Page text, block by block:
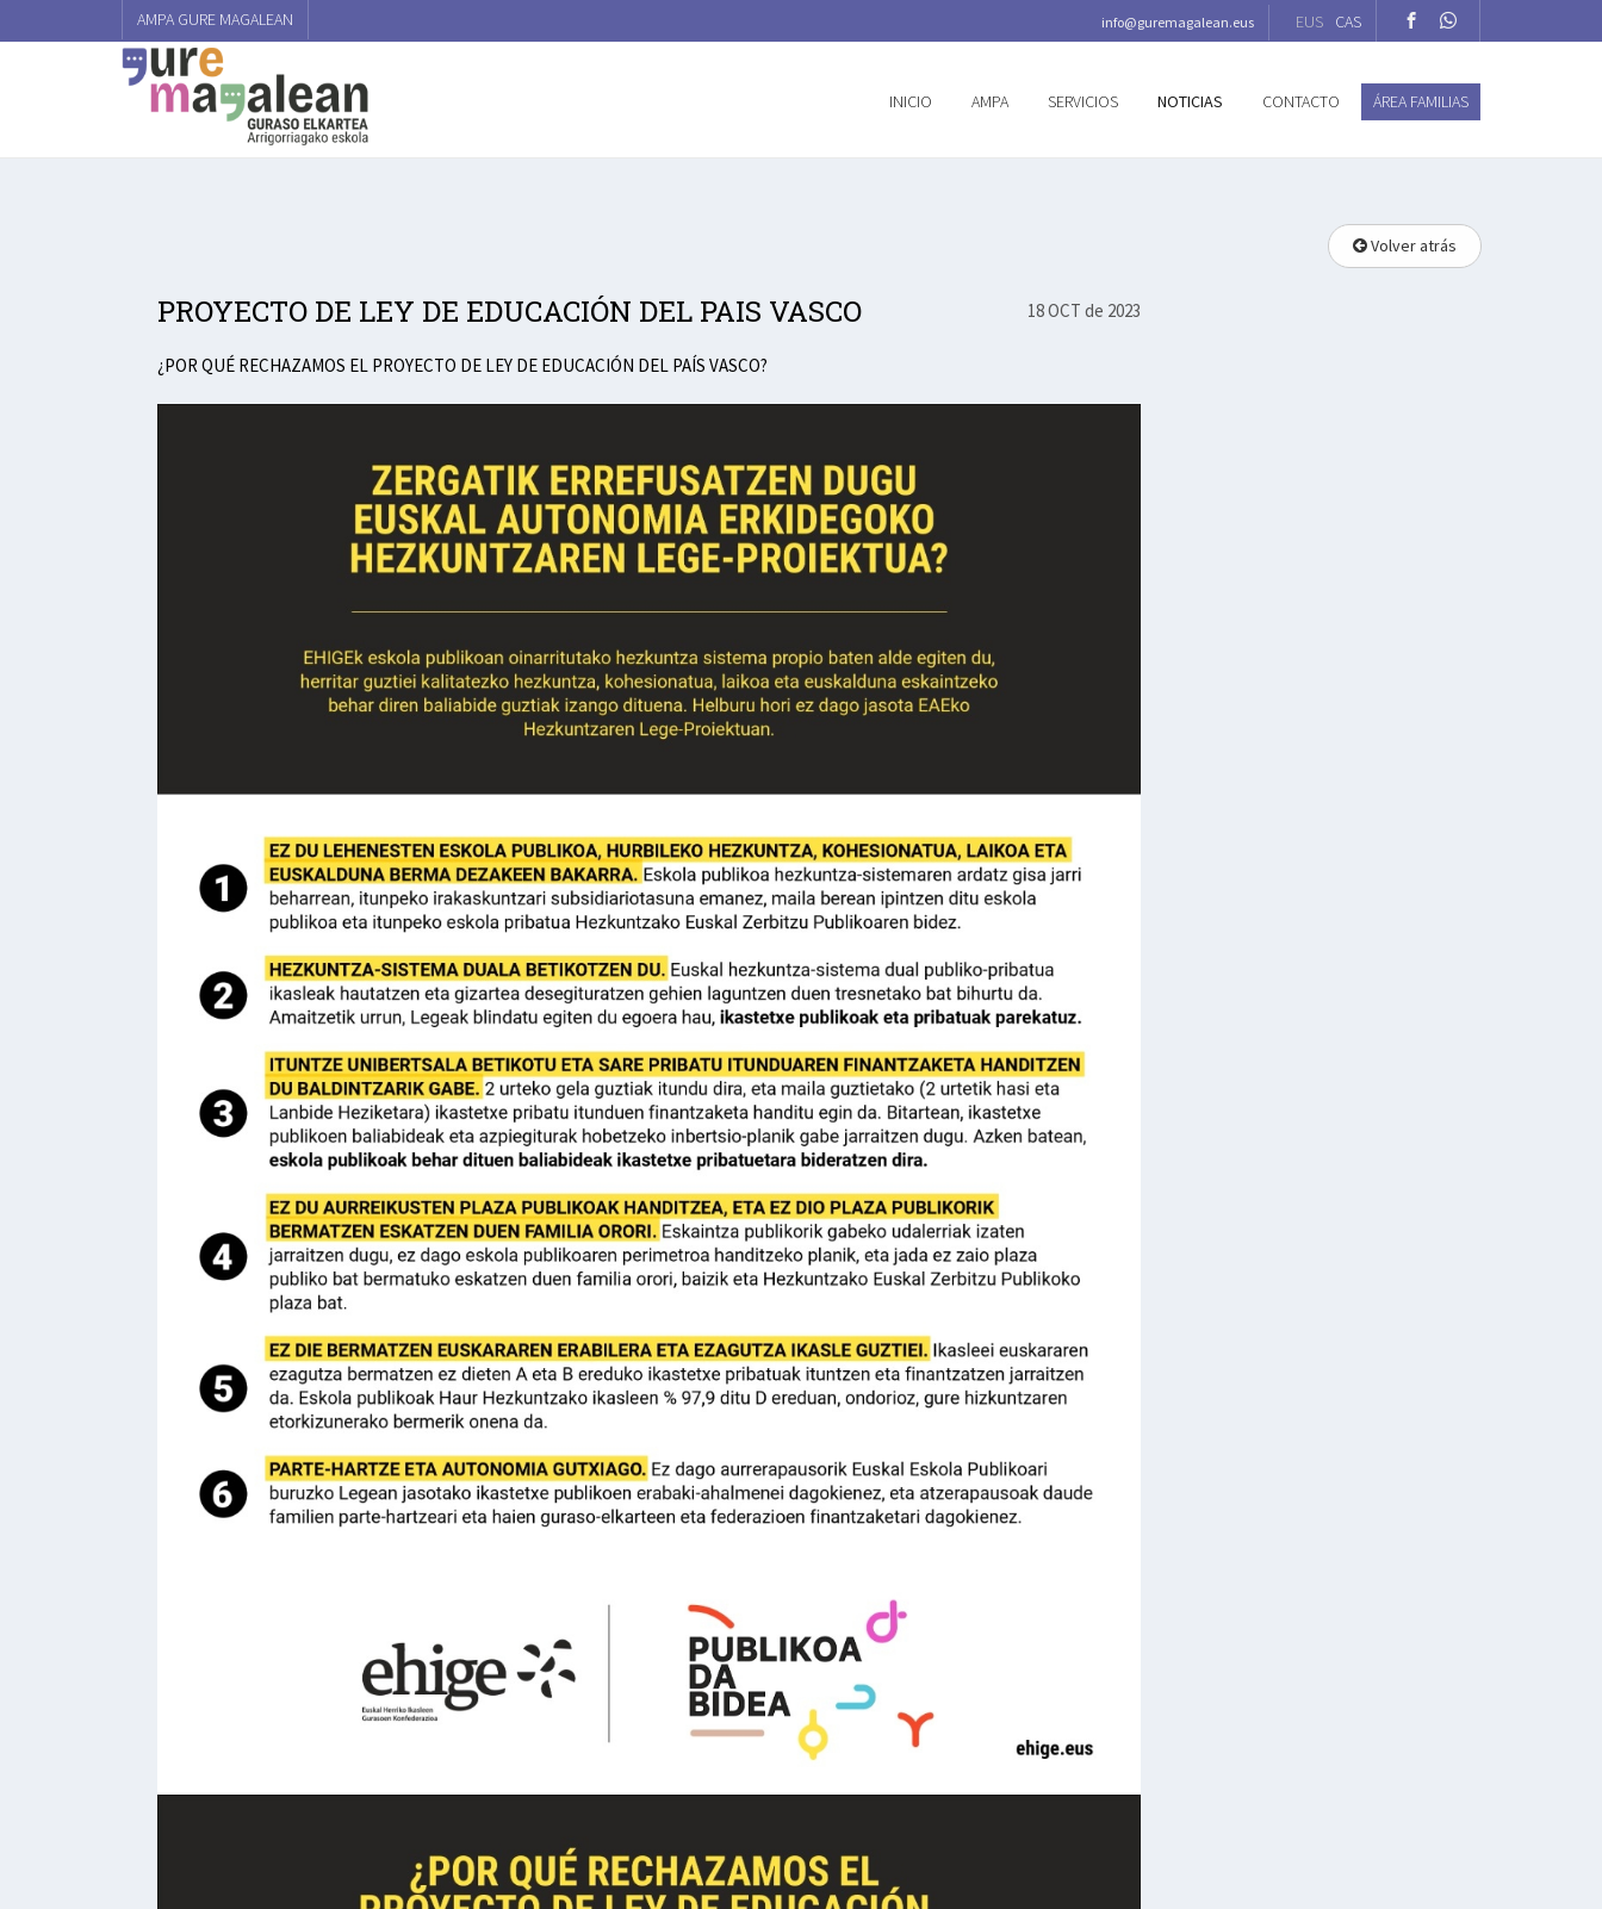
AMPA GURE MAGALEAN info@guremagalean.eus EUS CAS
INICIO AMPA SERVICIOS NOTICIAS CONTACTO ÁREA FAMILIAS
Volver atrás
18 OCT de 2023
PROYECTO DE LEY DE EDUCACIÓN DEL PAIS VASCO
¿POR QUÉ RECHAZAMOS EL PROYECTO DE LEY DE EDUCACIÓN DEL PAÍS VASCO?